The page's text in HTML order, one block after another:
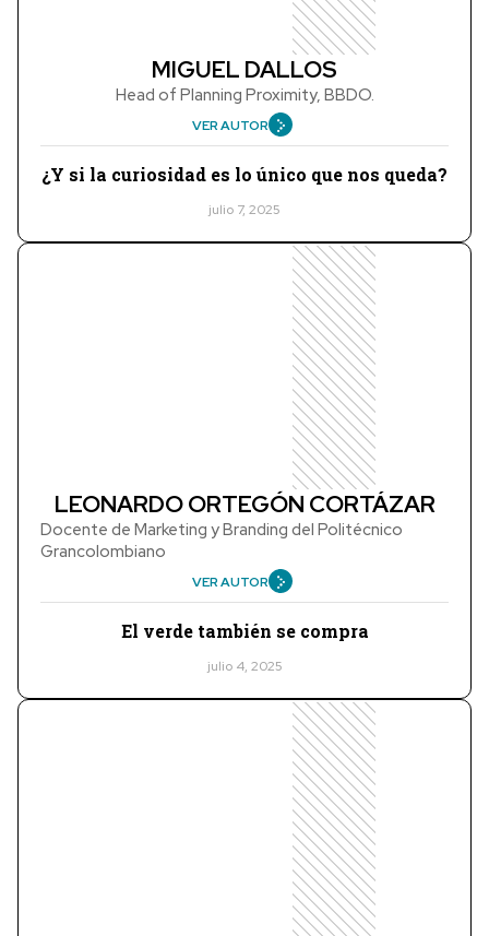
MIGUEL DALLOS
Head of Planning Proximity, BBDO.
VER AUTOR
¿Y si la curiosidad es lo único que nos queda?
julio 7, 2025
LEONARDO ORTEGÓN CORTÁZAR
Docente de Marketing y Branding del Politécnico
Grancolombiano
VER AUTOR
El verde también se compra
julio 4, 2025